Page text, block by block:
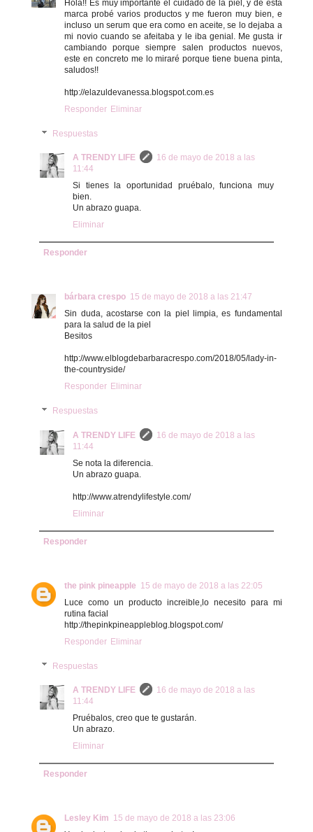
Hola!! Es muy importante el cuidado de la piel, y de esta
marca probé varios productos y me fueron muy bien, e
incluso un serum que era como en aceite, se lo dejaba a
mi novio cuando se afeitaba y le iba genial. Me gusta ir
cambiando porque siempre salen productos nuevos,
este en concreto me lo miraré porque tiene buena pinta,
saludos!!
http://elazuldevanessa.blogspot.com.es
Responder Eliminar
Respuestas
A TRENDY LIFE
16 de mayo de 2018 a las
11:44
Si tienes la oportunidad pruébalo, funciona muy
bien.
Un abrazo guapa.
Eliminar
Responder
bárbara crespo 15 de mayo de 2018 a las 21:47
Sin duda, acostarse con la piel limpia, es fundamental
para la salud de la piel
Besitos
http://www.elblogdebarbaracrespo.com/2018/05/lady-in-
the-countryside/
Responder Eliminar
Respuestas
A TRENDY LIFE
16 de mayo de 2018 a las
11:44
Se nota la diferencia.
Un abrazo guapa.
http://www.atrendylifestyle.com/
Eliminar
Responder
the pink pineapple 15 de mayo de 2018 a las 22:05
Luce como un producto increible,lo necesito para mi
rutina facial
http://thepinkpineappleblog.blogspot.com/
Responder Eliminar
Respuestas
A TRENDY LIFE
16 de mayo de 2018 a las
11:44
Pruébalos, creo que te gustarán.
Un abrazo.
Eliminar
Responder
Lesley Kim 15 de mayo de 2018 a las 23:06